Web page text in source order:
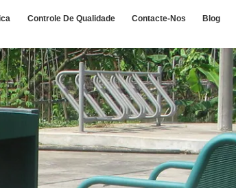
Controle De Qualidade Contacte-Nos Blog